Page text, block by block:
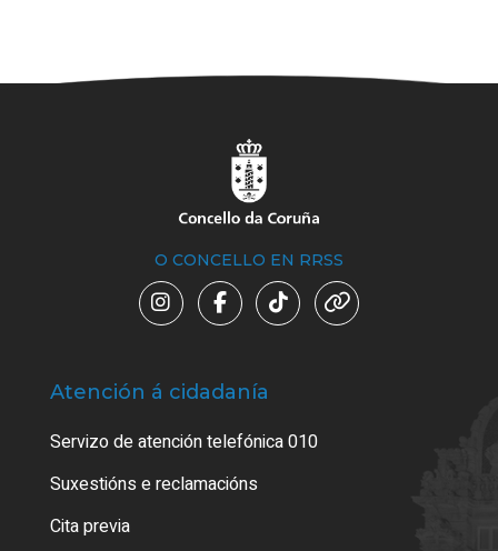
O CONCELLO EN RRSS
Atención á cidadanía
Servizo de atención telefónica 010
Suxestións e reclamacións
Cita previa